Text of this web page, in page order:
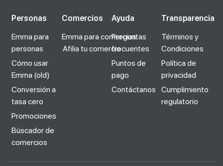
Personas
Emma para
personas
Cómo usar
Emma (old)
Conversión a
tasa cero
Promociones
Búscador de
comercios
Comercios
Emma para comercios
Afilia tu comercio
Ayuda
Preguntas
frecuentes
Puntos de
pago
Contáctanos
Transparencia
Términos y
Condiciones
Política de
privacidad
Cumplimiento
regulatorio